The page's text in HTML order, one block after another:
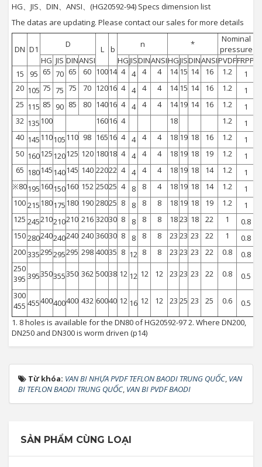
HG、JIS、DIN、ANSI、(HG20592-94) Specs dimension list
The datas are updating. Please contact our sales for more details
DN D1 D L b n *
Nominal
pressure
HG JIS DINANSI HGJISDINANSIHGJISDINANSIPVDFFRPP
15
95 65 70 65 60 10014 4 4 4 4 14 15 14 16 1.2
1
20 105 75 75 75 70 12016 4 4 4 4 14 15 14 16 1.2
1
25 115 85 90 85 80 14016 4 4 4 4 14 19 14 16 1.2
1
32 135100 16016 4 18 1.2
1
40 145110105110 98 16516 4 4 4 4 18 19 18 16 1.2
1
50 160125120125 120 18018 4 4 4 4 18 19 18 19 1.2
1
65 180145140145 140 22022 4 4 4 4 18 19 18 14 1.2
1
※80195160150160 152 25025 4 8 8 4 18 19 18 14 1.2
1
100215180175180 190 28025 8 8 8 8 18 19 18 19 1.2
1
125 245210210210 216 32030 8 8 8 8 1823 18 22 1
0.8
150280240240240 240 36030 8 8 8 8 23 23 23 22 1
0.8
200335295295295 298 40035 8 12 8 8 23 23 23 22 0.8
0.8
250
395 395350355350 362 50038 12 12 12 12 23 23 23 22 0.8
0.5
300
455 455400400400 432 60040 12 16 12 12 23 25 23 25 0.6
0.5
1. 8 holes is available for the DN80 of HG20592-97 2. Where DN200,
DN250 and DN300 is worm driven (p14)
Từ khóa: VAN BI NHỰA PVDF TEFLON BAODI TRUNG QUỐC, VAN
BI TEFLON BAODI TRUNG QUỐC, VAN BI PVDF BAODI
SẢN PHẨM CÙNG LOẠI